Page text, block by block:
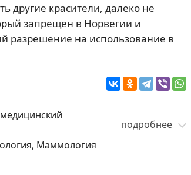
другие красители, далеко не
запрещен в Норвегии и
разрешение на использование в
Маммология
подробнее